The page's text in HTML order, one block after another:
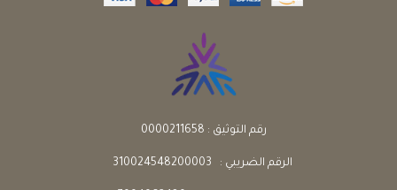
رقم التوثيق : 0000211658
الرقم الضريبي : 310024548200003